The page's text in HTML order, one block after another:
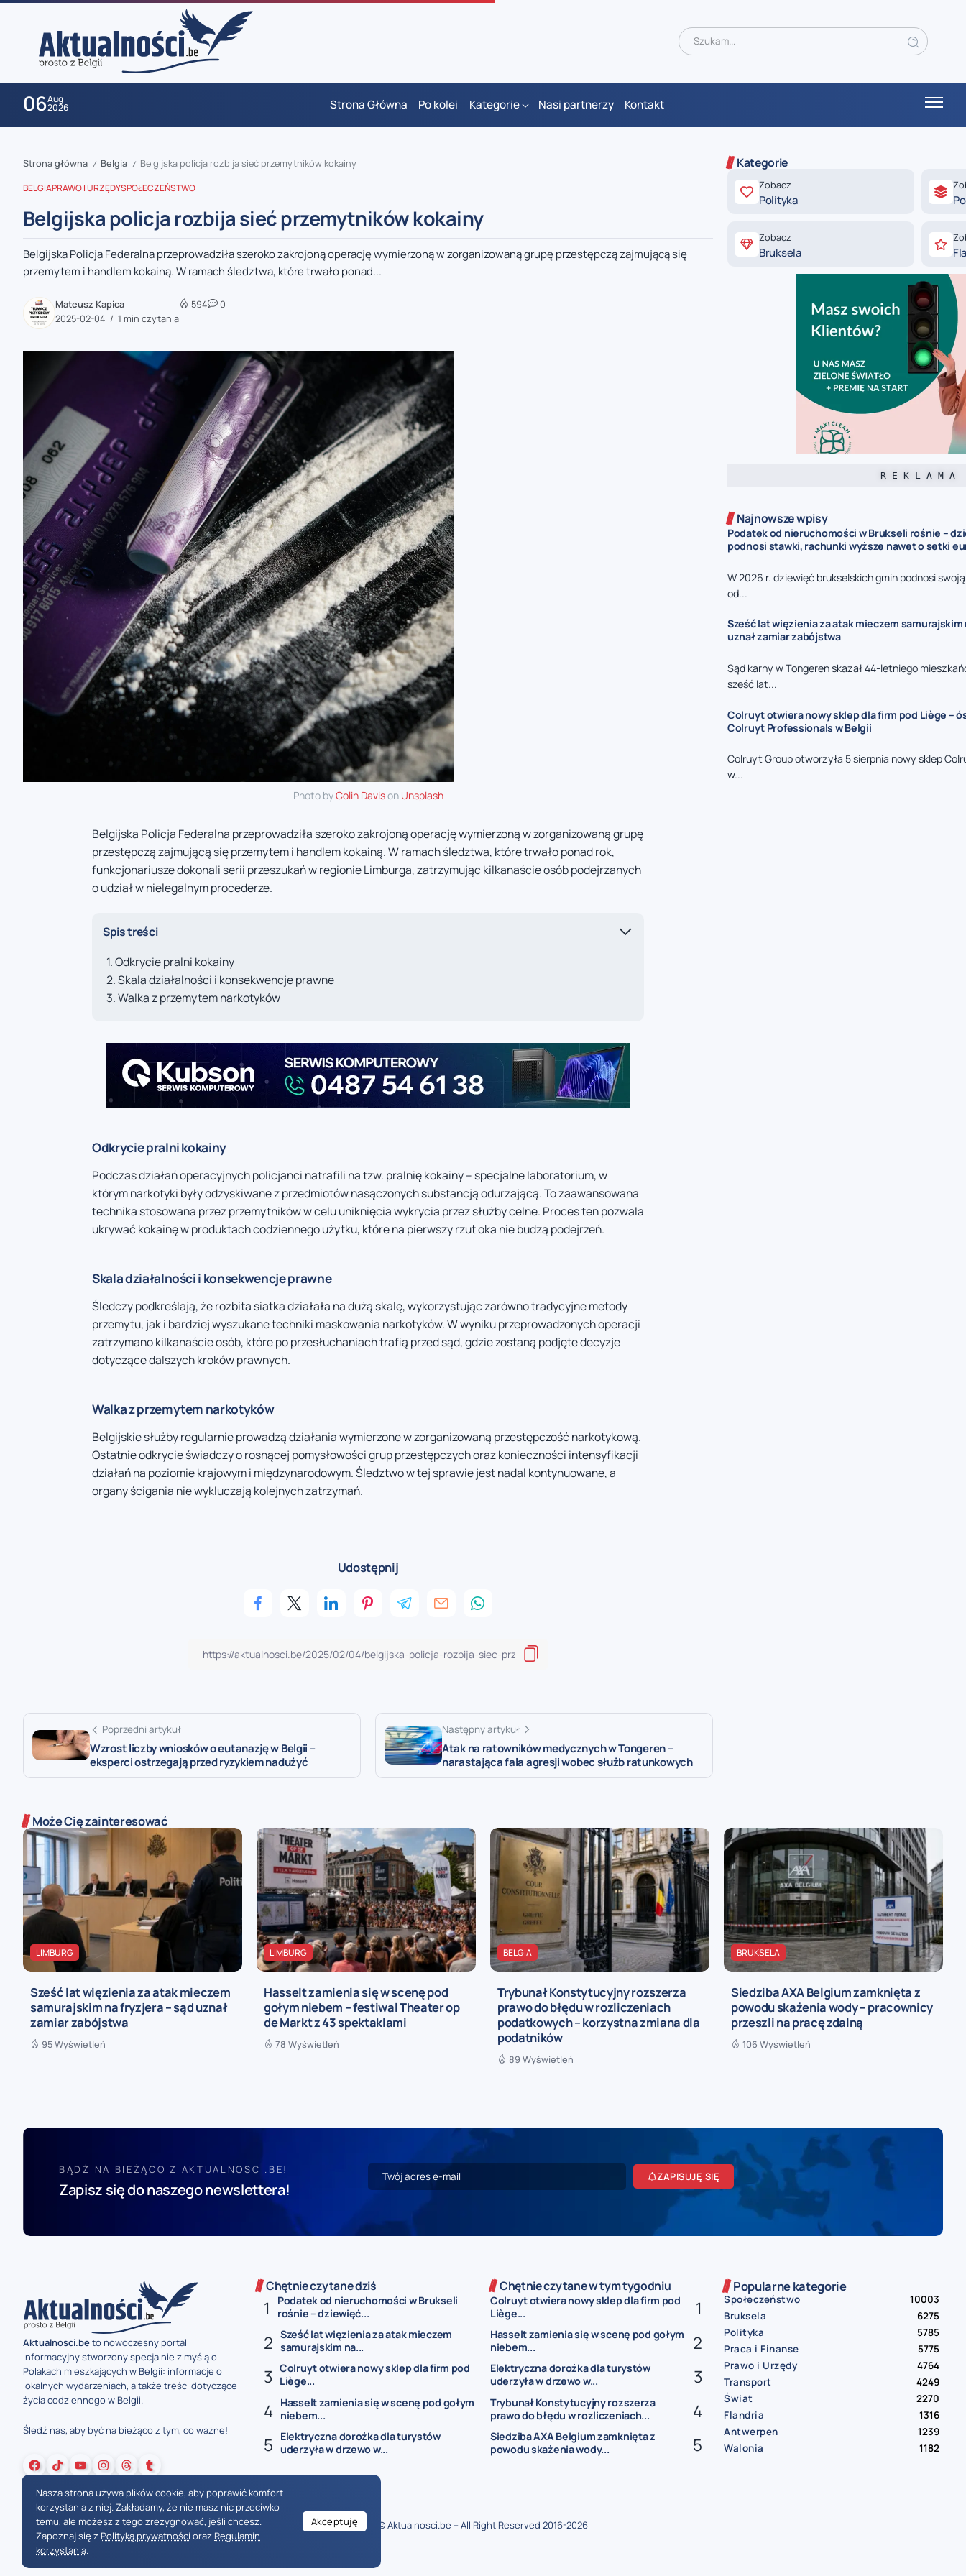
06Aug
2026 Strona Główna Po kolei Kategorie Nasi partnerzy Kontakt
zaobserwuj nas
zaobserwuj nas
zaobserwuj nas
zaobserwuj nas
Strona główna / Belgia / Belgijska policja rozbija sieć przemytników kokainy
BELGIAPRAWO I URZĘDYSPOŁECZEŃSTWO
Belgijska policja rozbija sieć przemytników kokainy
Belgijska Policja Federalna przeprowadziła szeroko zakrojoną operację wymierzoną w zorganizowaną grupę przestępczą zajmującą się
przemytem i handlem kokainą. W ramach śledztwa, które trwało ponad...
Mateusz Kapica
2025-02-04
1 min czytania
594 0
Photo byColin Davison Unsplash
Belgijska Policja Federalna przeprowadziła szeroko zakrojoną operację wymierzoną w zorganizowaną grupę
przestępczą zajmującą się przemytem i handlem kokainą. W ramach śledztwa, które trwało ponad rok,
funkcjonariusze dokonali serii przeszukań w regionie Limburga, zatrzymując kilkanaście osób podejrzanych
o udział w nielegalnym procederze.
Spis treści
Odkrycie pralni kokainy
Skala działalności i konsekwencje prawne
Walka z przemytem narkotyków
Odkrycie pralni kokainy
Podczas działań operacyjnych policjanci natrafili na tzw. pralnię kokainy – specjalne laboratorium, w
którym narkotyki były odzyskiwane z przedmiotów nasączonych substancją odurzającą. To zaawansowana
technika stosowana przez przemytników w celu uniknięcia wykrycia przez służby celne. Proces ten pozwala
ukrywać kokainę w produktach codziennego użytku, które na pierwszy rzut oka nie budzą podejrzeń.
Skala działalności i konsekwencje prawne
Śledczy podkreślają, że rozbita siatka działała na dużą skalę, wykorzystując zarówno tradycyjne metody
przemytu, jak i bardziej wyszukane techniki maskowania narkotyków. W wyniku przeprowadzonych operacji
zatrzymano kilkanaście osób, które po przesłuchaniach trafią przed sąd, gdzie zostaną podjęte decyzje
dotyczące dalszych kroków prawnych.
Walka z przemytem narkotyków
Belgijskie służby regularnie prowadzą działania wymierzone w zorganizowaną przestępczość narkotykową.
Ostatnie odkrycie świadczy o rosnącej pomysłowości grup przestępczych oraz konieczności intensyfikacji
działań na poziomie krajowym i międzynarodowym. Śledztwo w tej sprawie jest nadal kontynuowane, a
organy ścigania nie wykluczają kolejnych zatrzymań.
Udostępnij
Poprzedni artykuł
Wzrost liczby wniosków o eutanazję w Belgii –
eksperci ostrzegają przed ryzykiem nadużyć
Następny artykuł
Atak na ratowników medycznych w Tongeren –
narastająca fala agresji wobec służb ratunkowych
Kategorie
Zobacz
Polityka
Zobacz
Bruksela
R E K L A M A
Najnowsze wpisy
Podatek od nieruchomości w Brukseli rośnie –
podnosi stawki, rachunki wyższe nawet o setki
W 2026 r. dziewięć brukselskich gmin podnosi
od...
Sześć lat więzienia za atak mieczem samurajskim
uznał zamiar zabójstwa
Sąd karny w Tongeren skazał 44-letniego
sześć lat...
Colruyt otwiera nowy sklep dla firm pod Liège –
Colruyt Professionals w Belgii
Colruyt Group otworzyła 5 sierpnia nowy sklep
w...
Może Cię zainteresować
LIMBURG
Sześć lat więzienia za atak mieczem
samurajskim na fryzjera – sąd uznał
zamiar zabójstwa
95 Wyświetleń
LIMBURG
Hasselt zamienia się w scenę pod
gołym niebem – festiwal Theater op
de Markt z 43 spektaklami
78 Wyświetleń
BELGIA
Trybunał Konstytucyjny rozszerza
prawo do błędu w rozliczeniach
podatkowych – korzystna zmiana dla
podatników
89 Wyświetleń
BRUKSELA
Siedziba AXA Belgium zamknięta z
powodu skażenia wody – pracownicy
przeszli na pracę zdalną
106 Wyświetleń
BĄDŹ NA BIEŻĄCO Z AKTUALNOSCI.BE!
Zapisz się do naszego newslettera!
ZAPISUJĘ SIĘ
Aktualnosci.beto nowoczesny portal
informacyjny stworzony specjalnie z myślą o
Polakach mieszkających w Belgii: informacje o
lokalnych wydarzeniach, a także treści dotyczące
życia codziennego w Belgii.
Śledź nas, aby być na bieżąco z tym, co ważne!
Chętnie czytane dziś
Podatek od nieruchomości w Brukseli
rośnie – dziewięć...
Sześć lat więzienia za atak mieczem
samurajskim na...
Colruyt otwiera nowy sklep dla firm pod
Liège...
Hasselt zamienia się w scenę pod gołym
niebem...
Elektryczna dorożka dla turystów
uderzyła w drzewo w...
Chętnie czytane w tym tygodniu
Colruyt otwiera nowy sklep dla firm pod
Liège...
Hasselt zamienia się w scenę pod gołym
niebem...
Elektryczna dorożka dla turystów
uderzyła w drzewo w...
Trybunał Konstytucyjny rozszerza
prawo do błędu w rozliczeniach...
Siedziba AXA Belgium zamknięta z
powodu skażenia wody...
Popularne kategorie
Społeczeństwo
10003
Bruksela
6275
Polityka
5785
Praca i Finanse
5775
Prawo i Urzędy
4764
Transport
4249
Świat
2270
Flandria
1316
Antwerpen
1239
Walonia
1182
© Aktualnosci.be – All Right Reserved 2016-2026
Nasza strona używa plików cookie, aby poprawić komfort
korzystania z niej. Zakładamy, że nie masz nic przeciwko
temu, ale możesz z tego zrezygnować, jeśli chcesz.
Zapoznaj się z Polityką prywatności oraz Regulamin
korzystania.
Akceptuję